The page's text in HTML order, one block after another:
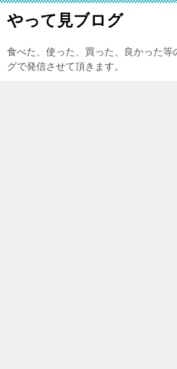
やって見ブログ
食べた、使った、買った、良かった等
グで発信させて頂きます。